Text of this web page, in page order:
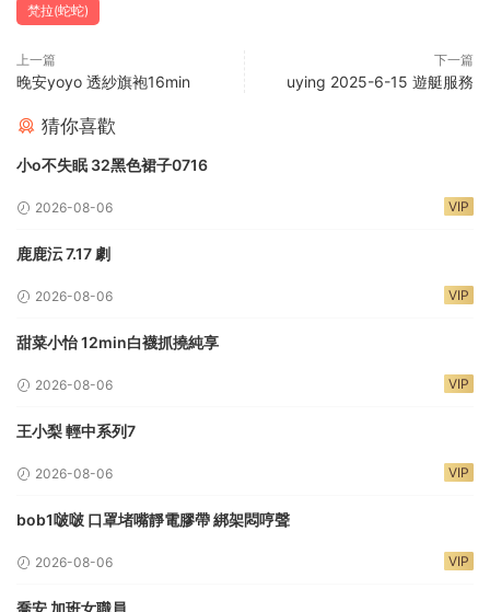
梵拉(蛇蛇)
上一篇
晚安yoyo 透紗旗袍16min
下一篇
uying 2025-6-15 遊艇服務
猜你喜歡
小o不失眠 32黑色裙子0716
2026-08-06 VIP
鹿鹿沄 7.17 劇
2026-08-06 VIP
甜菜小怡 12min白襪抓撓純享
2026-08-06 VIP
王小梨 輕中系列7
2026-08-06 VIP
bob1啵啵 口罩堵嘴靜電膠帶 綁架悶哼聲
2026-08-06 VIP
喬安 加班女職員